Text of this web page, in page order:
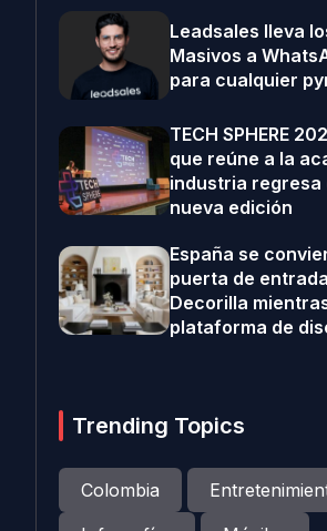
Leadsales lleva
Masivos a
para cualquier
TECH SPHERE
que reúne a la
industria regresa
nueva edición
España se
puerta de
Decorilla
plataforma de
Trending Topics
Colombia